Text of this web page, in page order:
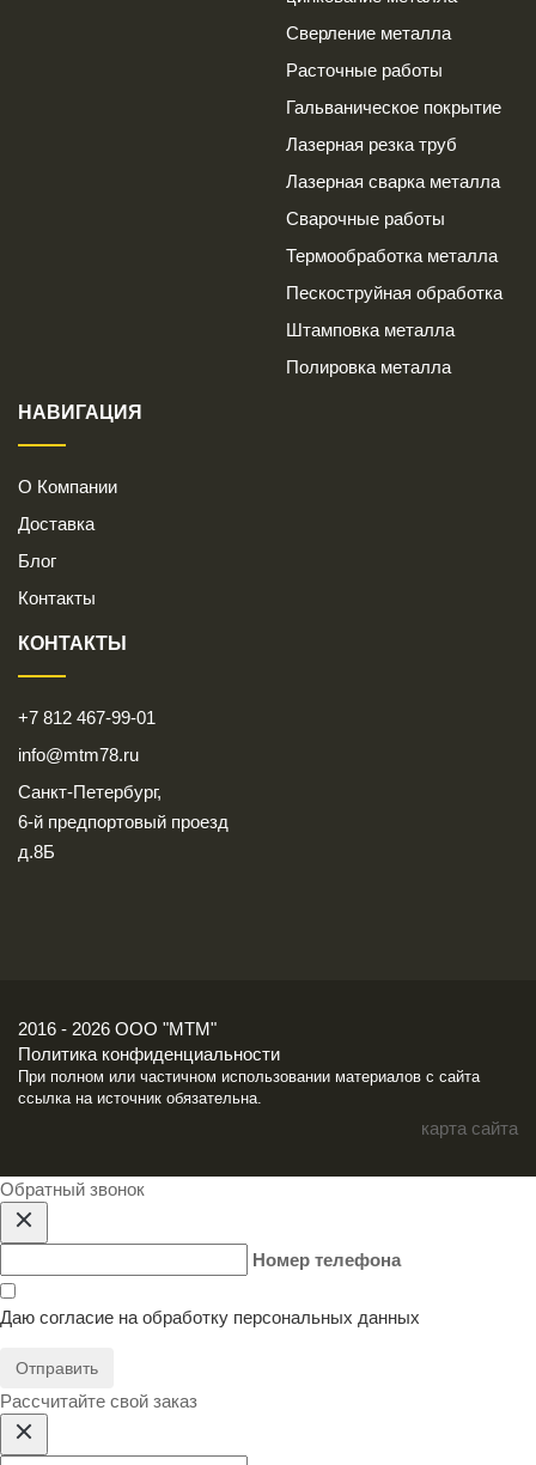
Сверление металла
Расточные работы
Гальваническое покрытие
Лазерная резка труб
Лазерная сварка металла
Сварочные работы
Термообработка металла
Пескоструйная обработка
Штамповка металла
Полировка металла
НАВИГАЦИЯ
О Компании
Доставка
Блог
Контакты
КОНТАКТЫ
+7 812 467-99-01
info@mtm78.ru
Санкт-Петербург,
6-й предпортовый проезд
д.8Б
2016 - 2026 ООО "МТМ"
Политика конфиденциальности
При полном или частичном использовании материалов с сайта
ссылка на источник обязательна.
карта сайта
Обратный звонок
Номер телефона
Даю согласие на обработку персональных данных
Отправить
Расcчитайте свой заказ